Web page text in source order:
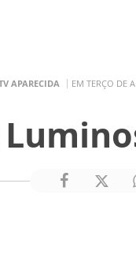
APARECIDA EM TERÇO DE